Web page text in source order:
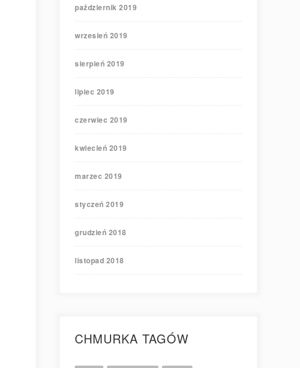
październik 2019
wrzesień 2019
sierpień 2019
lipiec 2019
czerwiec 2019
kwiecień 2019
marzec 2019
styczeń 2019
grudzień 2018
listopad 2018
CHMURKA TAGÓW